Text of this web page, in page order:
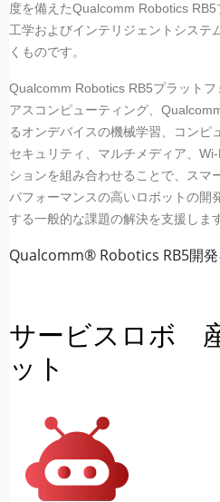
度を備えたQualcomm Robotics
工学およびインテリジェントシステ
くものです。
Qualcomm Robotics RB5プラット
アスコンピューティング、
るオンデバイスの機械学習、コンピ
セキュリティ、マルチメディア、
ションを組み合わせることで、スマ
パフォーマンスの高いロボットの開
する一般的な課題の解決を支援します
Qualcomm® Robotics RB5開
サービスロボ
ット